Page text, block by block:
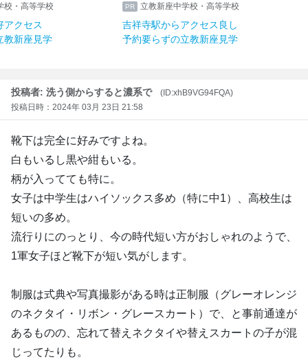
校・高等学校
アクセス
教新座見学
立教新座中学校・高等学校
吉祥寺駅からアクセス良し
予約要らずの立教新座見学
投稿者: 洗う側からすると濃系で
(ID:xhB9VG94FQA)
投稿日時：2024年 03月 23日 21:58
靴下は完全に好みですよね。
白もいるし黒や紺もいる。
柄が入ってても特に。
女子は中学生はハイソックス多め（特に中1）、高校生は
短いの多め。
流行りにのっとり、今の時代短い方がおしゃれのようで、
1軍女子ほど靴下が短い気がします。
制服は式典や写真撮影がある時は正制服（グレーオレンジ
のネクタイ・リボン・グレースカート）で、と事前通達が
あるものの、忘れて替えネクタイや替えスカートの子が混
じってたりも。